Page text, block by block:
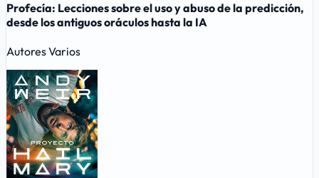
Profecía: Lecciones sobre el uso y abuso de la predicción,
desde los antiguos oráculos hasta la IA
Autores Varios